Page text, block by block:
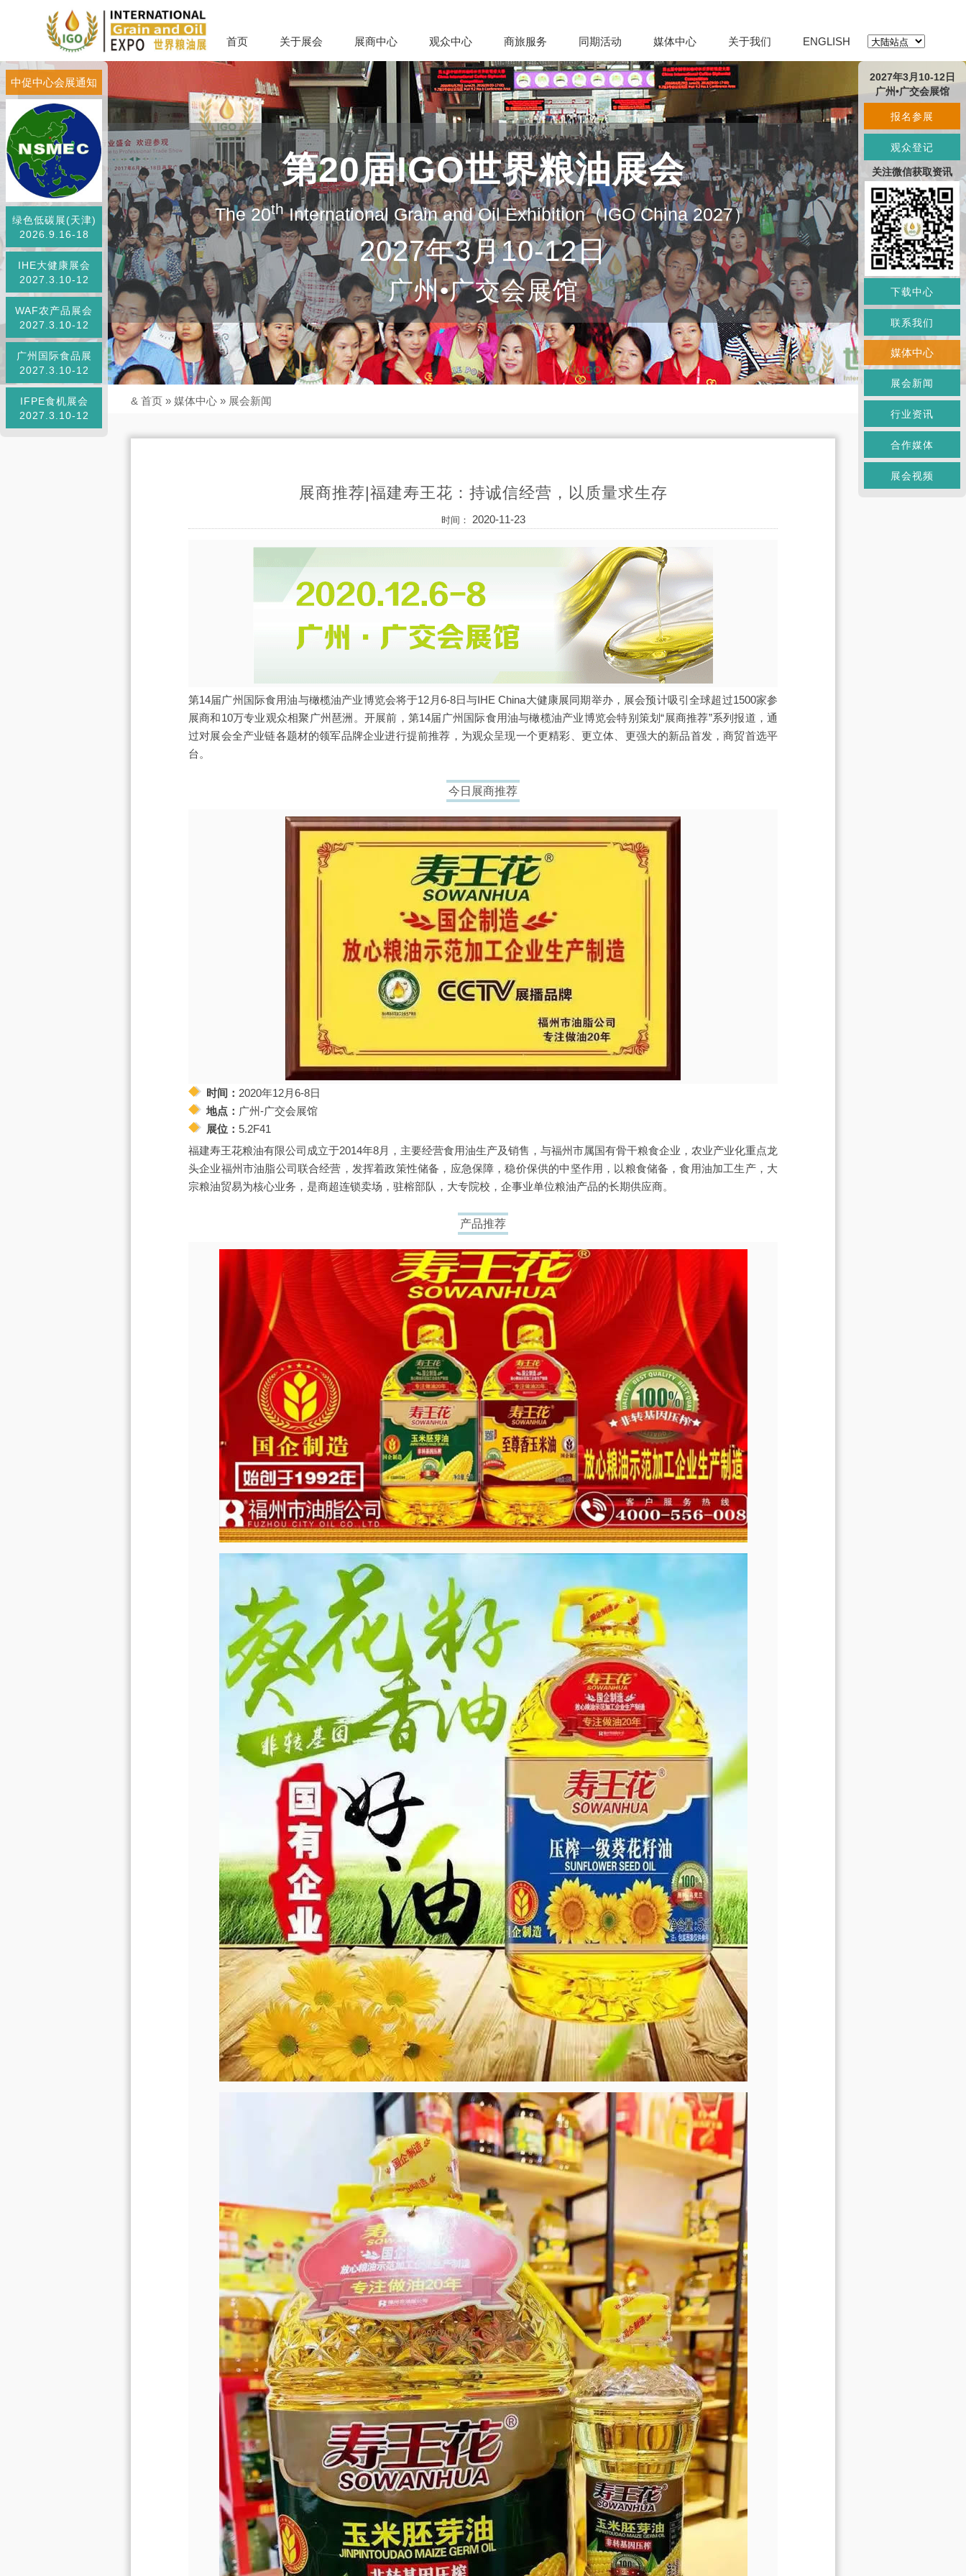
首页 关于展会 展商中心 观众中心 商旅服务 同期活动 媒体中心 关于我们 ENGLISH
第20届IGO世界粮油展会
The 20thInternational Grain and Oil Exhibition（IGO China 2027）
2027年3月10-12日
广州•广交会展馆
中促中心会展通知
绿色低碳展(天津)
2026.9.16-18
IHE大健康展会
2027.3.10-12
WAF农产品展会
2027.3.10-12
广州国际食品展
2027.3.10-12
IFPE食机展会
2027.3.10-12
& 首页 » 媒体中心 » 展会新闻
展商推荐|福建寿王花：持诚信经营，以质量求生存
时间： 2020-11-23
第14届广州国际食用油与橄榄油产业博览会将于12月6-8日与IHE China大健康展同期举办，展会预计吸引全球超过1500家参
展商和10万专业观众相聚广州琶洲。开展前，第14届广州国际食用油与橄榄油产业博览会特别策划“展商推荐”系列报道，通
过对展会全产业链各题材的领军品牌企业进行提前推荐，为观众呈现一个更精彩、更立体、更强大的新品首发，商贸首选平
台。
今日展商推荐
时间： 2020年12月6-8日
地点： 广州-广交会展馆
展位： 5.2F41
福建寿王花粮油有限公司成立于2014年8月，主要经营食用油生产及销售，与福州市属国有骨干粮食企业，农业产业化重点龙
头企业福州市油脂公司联合经营，发挥着政策性储备，应急保障，稳价保供的中坚作用，以粮食储备，食用油加工生产，大
宗粮油贸易为核心业务，是商超连锁卖场，驻榕部队，大专院校，企事业单位粮油产品的长期供应商。
产品推荐
2027年3月10-12日
广州•广交会展馆
报名参展
观众登记
关注微信获取资讯
下载中心
联系我们
媒体中心
展会新闻
行业资讯
合作媒体
展会视频